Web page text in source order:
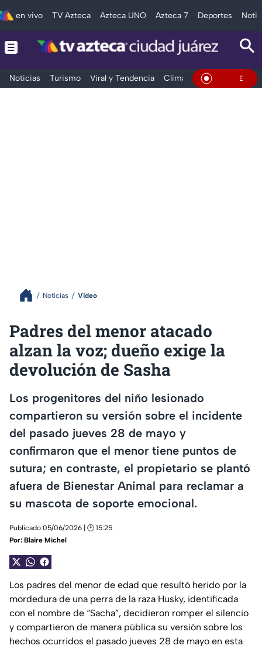
en vivo TV Azteca Azteca UNO Azteca 7 Deportes
Noticias Turismo Viral y Tendencia Clima Deportes En Vivo
Noticias Video
Padres del menor atacado
alzan la voz; dueño exige la
devolución de Sasha
Los progenitores del niño lesionado
compartieron su versión sobre el incidente
del pasado jueves 28 de mayo y
confirmaron que el menor tiene puntos de
sutura; en contraste, el propietario se plantó
afuera de Bienestar Animal para reclamar a
su mascota de soporte emocional.
Publicado 05/06/2026 | 🕑 15:25
Por: Blaire Michel
Los padres del menor de edad que resultó herido por la
mordedura de una perra de la raza Husky, identificada
con el nombre de “Sacha”, decidieron romper el silencio
y compartieron de manera pública su versión sobre los
hechos ocurridos el pasado jueves 28 de mayo en esta